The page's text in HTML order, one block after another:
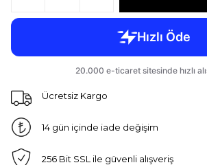
Ücretsiz Kargo
14 gün içinde iade değişim
256 Bit SSL ile güvenli alışveriş